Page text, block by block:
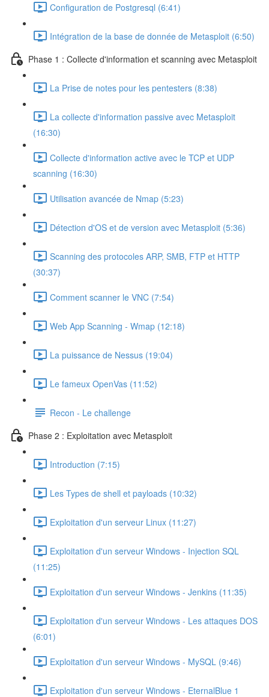
Configuration de Postgresql (6:41)
Intégration de la base de donnée de Metasploit (6:50)
Phase 1 : Collecte d'information et scanning avec Metasploit
La Prise de notes pour les pentesters (8:38)
La collecte d'information passive avec Metasploit
(16:30)
Collecte d'information active avec le TCP et UDP
scanning (16:30)
Utilisation avancée de Nmap (5:23)
Détection d'OS et de version avec Metasploit (5:36)
Scanning des protocoles ARP, SMB, FTP et HTTP
(30:37)
Comment scanner le VNC (7:54)
Web App Scanning - Wmap (12:18)
La puissance de Nessus (19:04)
Le fameux OpenVas (11:52)
Recon - Le challenge
Phase 2 : Exploitation avec Metasploit
Introduction (7:15)
Les Types de shell et payloads (10:32)
Exploitation d'un serveur Linux (11:27)
Exploitation d'un serveur Windows - Injection SQL
(11:25)
Exploitation d'un serveur Windows - Jenkins (11:35)
Exploitation d'un serveur Windows - Les attaques DOS
(6:01)
Exploitation d'un serveur Windows - MySQL (9:46)
Exploitation d'un serveur Windows - EternalBlue 1